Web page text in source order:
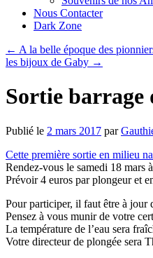
Nous Contacter
Dark Zone
← A la belle époque des
les bijoux de Gaby →
Sortie barrage
Publié le 2 mars 2017 par
Cette première sortie en milieu
Rendez-vous le samedi 18 mars
Prévoir 4 euros par plongeur et
Pour participer, il faut être à jour
Pensez à vous munir de votre
La température de l’eau sera
Votre directeur de plongée sera